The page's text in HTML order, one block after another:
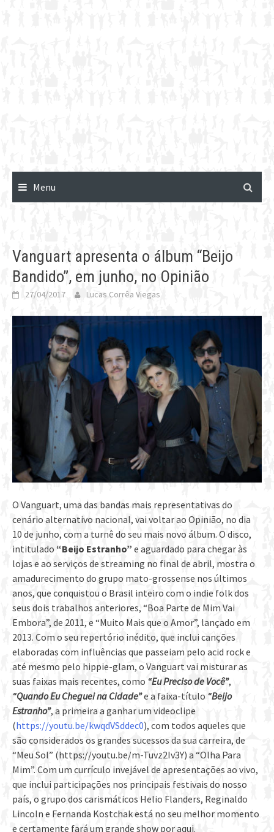
Menu
Vanguart apresenta o álbum “Beijo
Bandido”, em junho, no Opinião
27/04/2017 Lucas Corrêa Viegas
O Vanguart, uma das bandas mais representativas do
cenário alternativo nacional, vai voltar ao Opinião, no dia
10 de junho, com a turnê do seu mais novo álbum. O disco,
intitulado “Beijo Estranho” e aguardado para chegar às
lojas e ao serviços de streaming no final de abril, mostra o
amadurecimento do grupo mato-grossense nos últimos
anos, que conquistou o Brasil inteiro com o indie folk dos
seus dois trabalhos anteriores, “Boa Parte de Mim Vai
Embora”, de 2011, e “Muito Mais que o Amor”, lançado em
2013. Com o seu repertório inédito, que inclui canções
elaboradas com influências que passeiam pelo acid rock e
até mesmo pelo hippie-glam, o Vanguart vai misturar as
suas faixas mais recentes, como “Eu Preciso de Você”,
“Quando Eu Cheguei na Cidade”e a faixa-título “Beijo
Estranho”, a primeira a ganhar um videoclipe
(https://youtu.be/kwqdVSddec0), com todos aqueles que
são considerados os grandes sucessos da sua carreira, de
“Meu Sol” (https://youtu.be/m-Tuvz2Iv3Y) a “Olha Para
Mim”. Com um currículo invejável de apresentações ao vivo,
que inclui participações nos principais festivais do nosso
país, o grupo dos carismáticos Helio Flanders, Reginaldo
Lincoln e Fernanda Kostchak está no seu melhor momento
e certamente fará um grande show por aqui.